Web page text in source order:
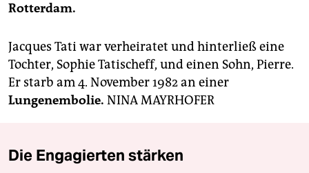
Rotterdam.
Jacques Tati war verheiratet und hinterließ eine
Tochter, Sophie Tatischeff, und einen Sohn, Pierre.
Er starb am 4. November 1982 an einer
Lungenembolie. NINA MAYRHOFER
Die Engagierten stärken